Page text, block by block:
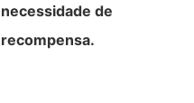
necessidade de
recompensa.